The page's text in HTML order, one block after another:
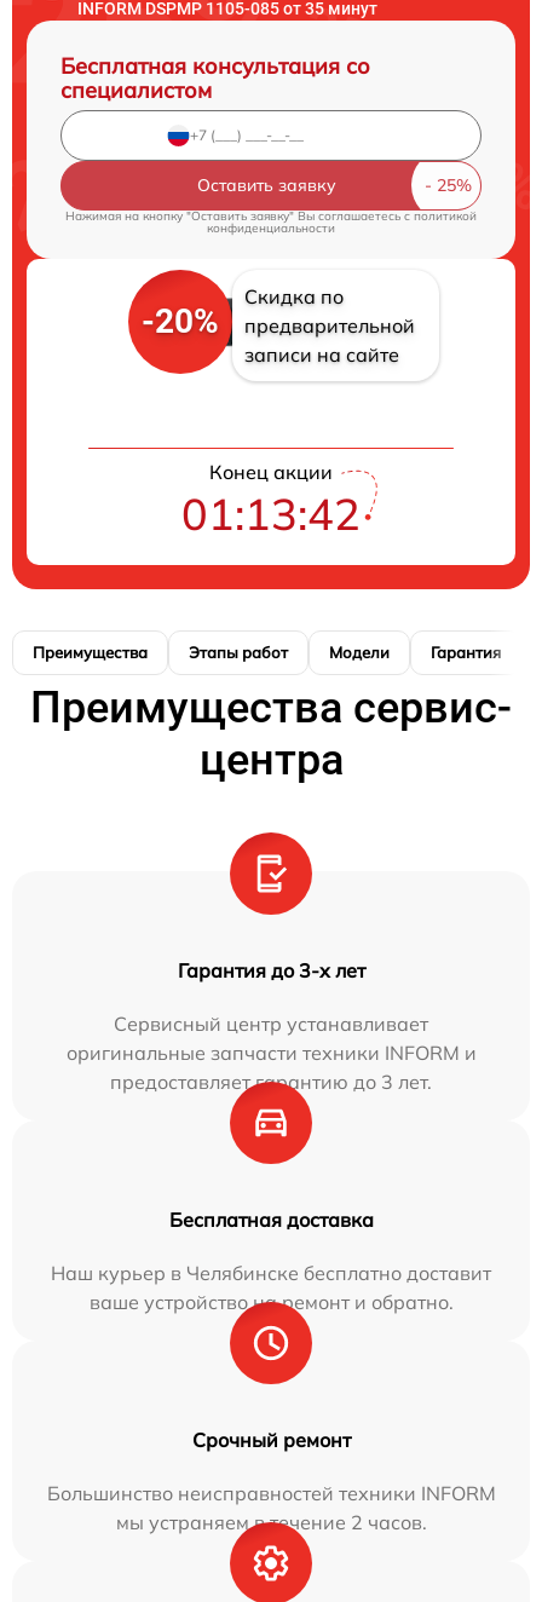
INFORM DSPMP 1105-085 от 35 минут
Бесплатная консультация со
специалистом
Оставить заявку
Нажимая на кнопку "Оставить заявку" Вы соглашаетесь cполитикой
конфиденциальности
-20%
Скидка по
предварительной
записи на сайте
Конец акции
01:13:41
Преимущества Этапы работ Модели Гарантия
Преимущества сервис-
центра
Гарантия до 3-х лет
Сервисный центр устанавливает
оригинальные запчасти техники INFORM и
предоставляет гарантию до 3 лет.
Бесплатная доставка
Наш курьер в Челябинске бесплатно доставит
ваше устройство на ремонт и обратно.
Срочный ремонт
Большинство неисправностей техники INFORM
мы устраняем в течение 2 часов.